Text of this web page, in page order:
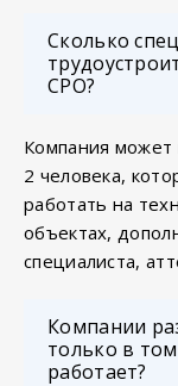
Сколько
СРО?
Компания может
2 человека,
работать на
объектах,
специалиста,
Компании
только в
работает?